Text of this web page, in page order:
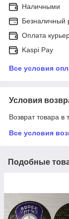
Наличными
Безналичный
Оплата
Kaspi Pay
Все условия
Условия
Возврат товара в
Все условия
Подобные